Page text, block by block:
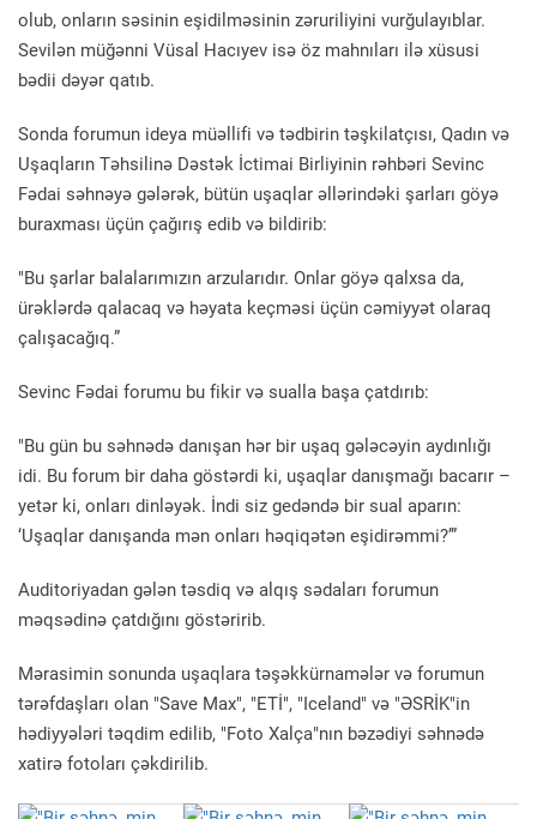
olub, onların səsinin eşidilməsinin zəruriliyini vurğulayıblar.
Sevilən müğənni Vüsal Hacıyev isə öz mahnıları ilə xüsusi
bədii dəyər qatıb.
Sonda forumun ideya müəllifi və tədbirin təşkilatçısı, Qadın və
Uşaqların Təhsilinə Dəstək İctimai Birliyinin rəhbəri Sevinc
Fədai səhnəyə gələrək, bütün uşaqlar əllərindəki şarları göyə
buraxması üçün çağırış edib və bildirib:
"Bu şarlar balalarımızın arzularıdır. Onlar göyə qalxsa da,
ürəklərdə qalacaq və həyata keçməsi üçün cəmiyyət olaraq
çalışacağıq.”
Sevinc Fədai forumu bu fikir və sualla başa çatdırıb:
"Bu gün bu səhnədə danışan hər bir uşaq gələcəyin aydınlığı
idi. Bu forum bir daha göstərdi ki, uşaqlar danışmağı bacarır –
yetər ki, onları dinləyək. İndi siz gedəndə bir sual aparın:
‘Uşaqlar danışanda mən onları həqiqətən eşidirəmmi?’”
Auditoriyadan gələn təsdiq və alqış sədaları forumun
məqsədinə çatdığını göstəririb.
Mərasimin sonunda uşaqlara təşəkkürnamələr və forumun
tərəfdaşları olan "Save Max", "ETİ", "Iceland" və "ƏSRİK"in
hədiyyələri təqdim edilib, "Foto Xalça"nın bəzədiyi səhnədə
xatirə fotoları çəkdirilib.